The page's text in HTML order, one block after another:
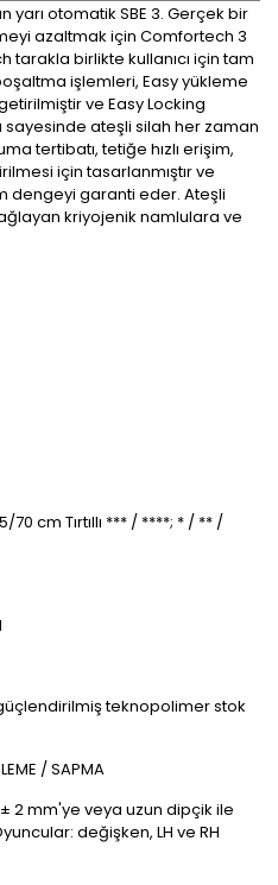
otomatik SBE 3. Gerçek bir
azaltmak için Comfortech 3
tarakla birlikte kullanıcı için tam
işlemleri, Easy yükleme
ve Easy Locking
sayesinde ateşli silah her zaman
tertibatı, tetiğe hızlı erişim,
için tasarlanmıştır ve
dengeyi garanti eder. Ateşli
kriyojenik namlulara ve
cm Tırtıllı *** / ****; * / ** /
teknopolimer stok
/ SAPMA
2 mm'ye veya uzun dipçik ile
değişken, LH ve RH